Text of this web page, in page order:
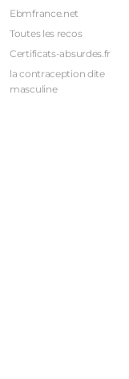
Ebmfrance.net
Toutes les recos
Certificats-absurdes.fr
la contraception dite
masculine